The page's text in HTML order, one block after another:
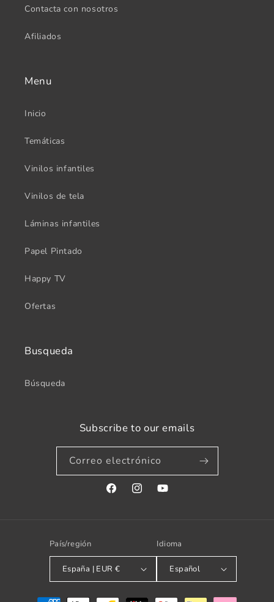
Contacta con nosotros
Afiliados
Menu
Inicio
Temáticas
Vinilos infantiles
Vinilos de tela
Láminas infantiles
Papel Pintado
Happy TV
Ofertas
Busqueda
Búsqueda
Subscribe to our emails
Correo electrónico
FacebookInstagramYouTube
País/región
España | EUR €
Idioma
Español
Formas